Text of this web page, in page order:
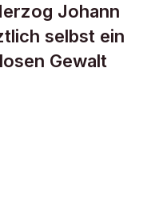
Johann
selbst ein
Gewalt